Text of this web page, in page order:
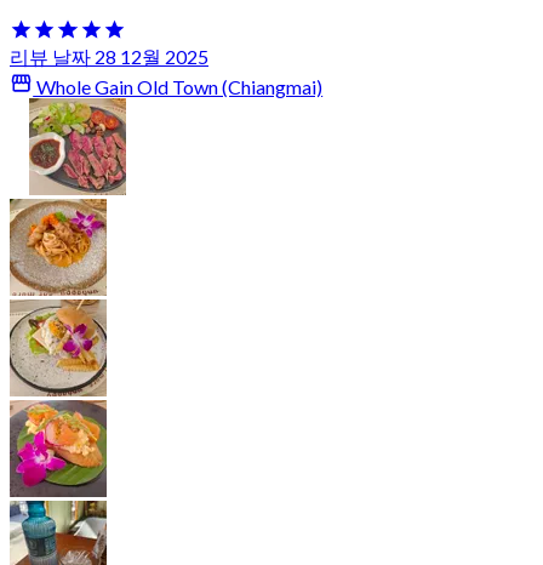
리뷰 날짜 28 12월 2025
Whole Gain Old Town (Chiangmai)